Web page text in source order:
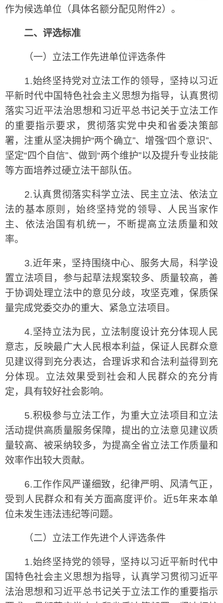
作为候选单位（具体名额分配见附件2）。
二、评选标准
（一）立法工作先进单位评选条件
1.始终坚持党对立法工作的领导，坚持以习近
平新时代中国特色社会主义思想为指导，认真贯彻
落实习近平法治思想和习近平总书记关于立法工作
的重要指示要求，贯彻落实党中央和省委决策部
署，注重从坚决拥护“两个确立”、增强“四个意识”、
坚定“四个自信”、做到“两个维护”以及提升专业技能
等方面培养过硬立法干部队伍。
2.认真贯彻落实科学立法、民主立法、依法立
法的基本原则，始终坚持党的领导、人民当家作
主、依法治国有机统一，不断提高立法质量和效
率。
3.近年来，坚持围绕中心、服务大局，科学设
置立法项目，参与起草法规案较多、质量较高，善
于协调处理立法中的意见分歧，攻坚克难，保质保
量完成党委交办的重大、紧急立法项目。
4.坚持立法为民，立法制度设计充分体现人民
意志，反映最广大人民根本利益，保证人民群众意
见建议得到充分表达，合理诉求和合法利益得到充
分体现。立法效果受到社会和人民群众的充分肯
定，具有较好社会影响。
5.积极参与立法工作，为重大立法项目和立法
活动提供高质量服务保障，提出的立法意见建议质
量较高、被采纳较多，为提高全省立法工作质量和
效率作出较大贡献。
6.工作作风严谨细致，纪律严明、风清气正，
受到人民群众和有关方面高度评价。近5年来本单
位未发生违法违纪等问题。
（二）立法工作先进个人评选条件
1.始终坚持党的领导，坚持以习近平新时代中
国特色社会主义思想为指导，认真学习贯彻习近平
法治思想和习近平总书记关于立法工作的重要指示